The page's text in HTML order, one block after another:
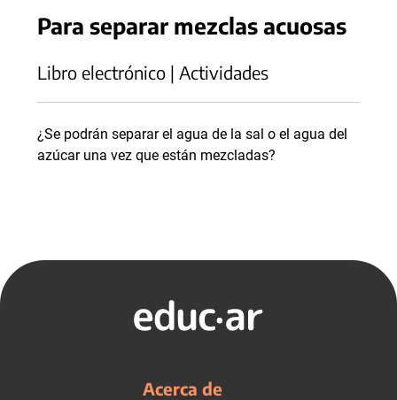
Para separar mezclas acuosas
Libro electrónico | Actividades
¿Se podrán separar el agua de la sal o el agua del
azúcar una vez que están mezcladas?
Acerca de